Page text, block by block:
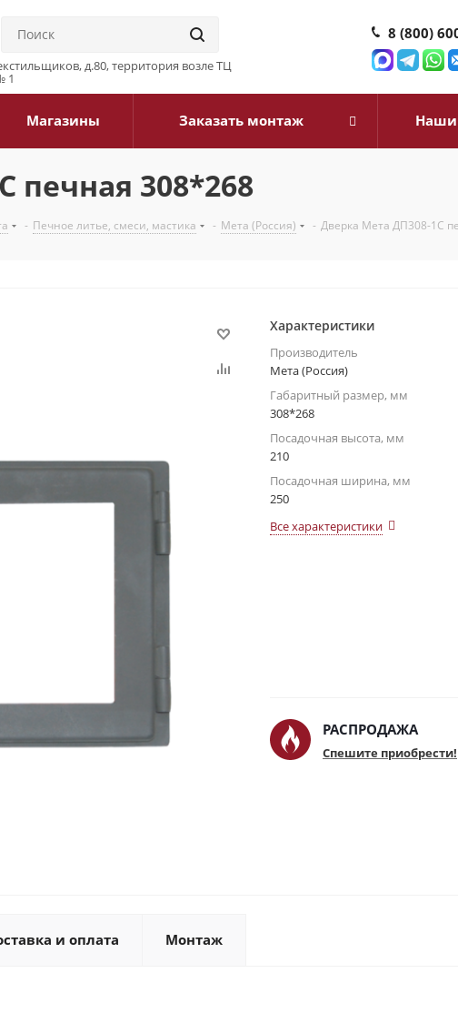
д.80, территория возле ТЦ
1
8 (800)
Магазины Заказать монтаж Наши
печная 308*268
- Печное литье, смеси, мастика - Мета (Россия) - Дверка Мета ДП308-1С
Характеристики
Производитель
Мета (Россия)
Габаритный размер, мм
308*268
Посадочная высота, мм
210
Посадочная ширина, мм
250
Все характеристики
РАСПРОДАЖА
Спешите приобрести!
и оплата Монтаж